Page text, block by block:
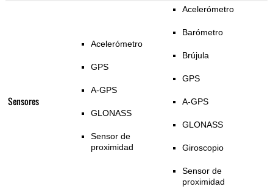
Sensores
Acelerómetro
GPS
A-GPS
GLONASS
Sensor de
proximidad
Acelerómetro
Barómetro
Brújula
GPS
A-GPS
GLONASS
Giroscopio
Sensor de
proximidad